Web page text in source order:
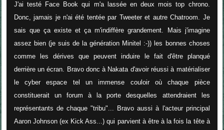
J'ai testé Face Book qui m'a lassée en deux mois top chrono.
Donc, jamais je n'ai été tentée par Tweeter et autre Chatroom. Je
sais que ça existe et ça m'indiffère grandement. Mais j'imagine
assez bien (je suis de la génération Minitel :-)) les bonnes choses
comme les dérives que peuvent induire le fait d'être planqué
derrière un écran. Bravo donc à Nakata d'avoir réussi à matérialiser
le cyber espace tel un immense couloir où chaque pièce
constituerait un forum à la porte desquelles attendraient les
représentants de chaque "tribu"... Bravo aussi à l'acteur principal
Aaron Johnson (ex Kick Ass...) qui parvient à être à la fois la tête à